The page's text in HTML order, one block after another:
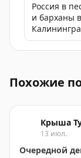
Россия в
и барханы
Похожие
Крыша
13 июл.
Очередной